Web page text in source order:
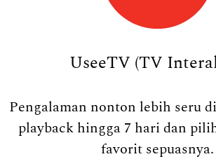
UseeTV (TV
Pengalaman nonton lebih seru
playback hingga 7 hari dan
favorit sepuasnya.